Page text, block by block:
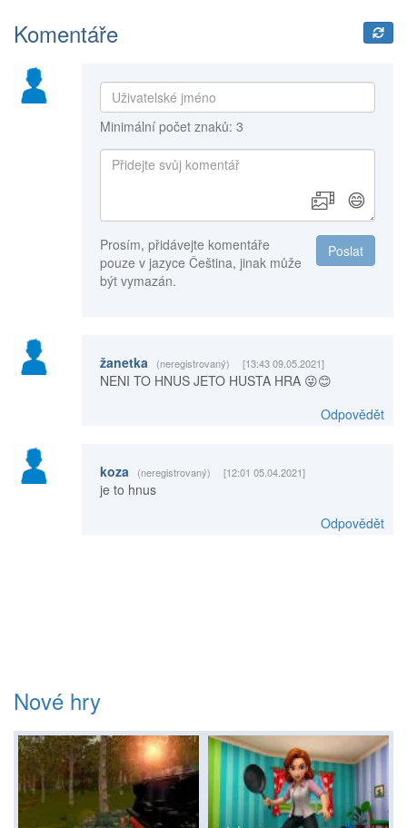
Komentáře
Minimální počet znaků: 3
😄
Poslat
Prosím, přidávejte komentáře
pouze v jazyce Čeština, jinak může
být vymazán.
žanetka (neregistrovaný) [13:43 09.05.2021]
NENI TO HNUS JETO HUSTA HRA 😜😊
Odpovědět
koza (neregistrovaný) [12:01 05.04.2021]
je to hnus
Odpovědět
Nové hry